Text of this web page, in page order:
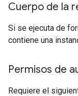
Cuerpo de la
Si se ejecuta de
contiene una
Permisos de
Requiere el